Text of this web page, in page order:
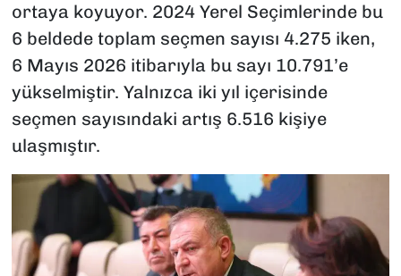
ortaya koyuyor. 2024 Yerel Seçimlerinde bu
6 beldede toplam seçmen sayısı 4.275 iken,
6 Mayıs 2026 itibarıyla bu sayı 10.791’e
yükselmiştir. Yalnızca iki yıl içerisinde
seçmen sayısındaki artış 6.516 kişiye
ulaşmıştır.